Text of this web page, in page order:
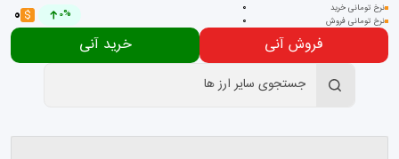
نرخ تومانی خرید 0
نرخ تومانی فروش 0
0%
$
0
فروش آنی خرید آنی